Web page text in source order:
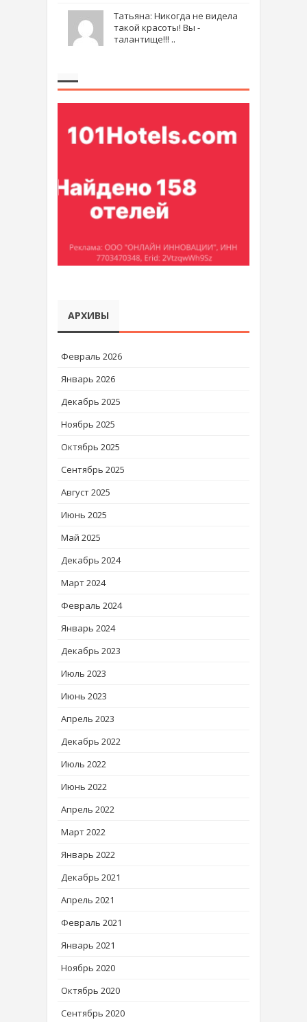
Татьяна: Никогда не видела
такой красоты! Вы -
талантище!!! ..
АРХИВЫ
Февраль 2026
Январь 2026
Декабрь 2025
Ноябрь 2025
Октябрь 2025
Сентябрь 2025
Август 2025
Июнь 2025
Май 2025
Декабрь 2024
Март 2024
Февраль 2024
Январь 2024
Декабрь 2023
Июль 2023
Июнь 2023
Апрель 2023
Декабрь 2022
Июль 2022
Июнь 2022
Апрель 2022
Март 2022
Январь 2022
Декабрь 2021
Апрель 2021
Февраль 2021
Январь 2021
Ноябрь 2020
Октябрь 2020
Сентябрь 2020